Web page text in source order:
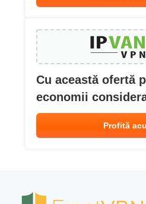
Cu această ofertă
economii
Profită